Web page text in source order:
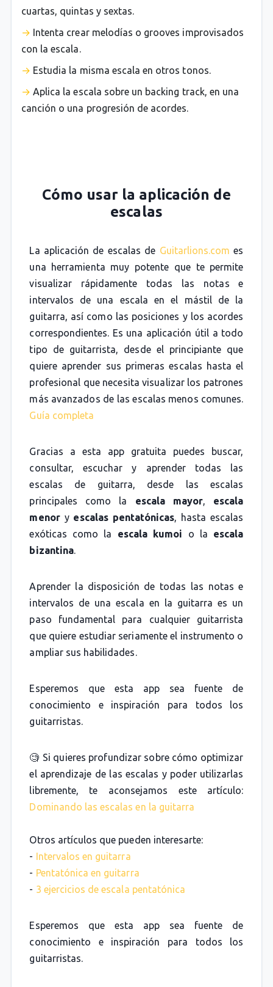
cuartas, quintas y sextas.
Intenta crear melodías o grooves improvisados
con la escala.
Estudia la misma escala en otros tonos.
Aplica la escala sobre un backing track, en una
canción o una progresión de acordes.
Cómo usar la aplicación de
escalas
La aplicación de escalas de Guitarlions.com es
una herramienta muy potente que te permite
visualizar rápidamente todas las notas e
intervalos de una escala en el mástil de la
guitarra, así como las posiciones y los acordes
correspondientes. Es una aplicación útil a todo
tipo de guitarrista, desde el principiante que
quiere aprender sus primeras escalas hasta el
profesional que necesita visualizar los patrones
más avanzados de las escalas menos comunes.
Guía completa
Gracias a esta app gratuita puedes buscar,
consultar, escuchar y aprender todas las
escalas de guitarra, desde las escalas
principales como la escala mayor, escala
menory escalas pentatónicas, hasta escalas
exóticas como la escala kumoi o la escala
bizantina.
Aprender la disposición de todas las notas e
intervalos de una escala en la guitarra es un
paso fundamental para cualquier guitarrista
que quiere estudiar seriamente el instrumento o
ampliar sus habilidades.
Esperemos que esta app sea fuente de
conocimiento e inspiración para todos los
guitarristas.
🧐 Si quieres profundizar sobre cómo optimizar
el aprendizaje de las escalas y poder utilizarlas
libremente, te aconsejamos este artículo:
Dominando las escalas en la guitarra
Otros artículos que pueden interesarte:
- Intervalos en guitarra
- Pentatónica en guitarra
- 3 ejercicios de escala pentatónica
Esperemos que esta app sea fuente de
conocimiento e inspiración para todos los
guitarristas.